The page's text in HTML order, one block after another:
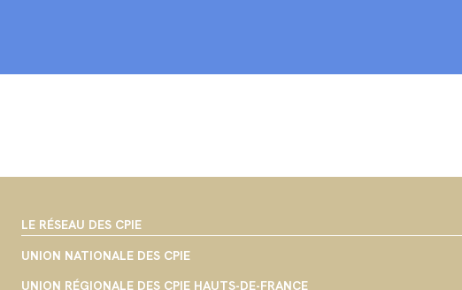
LE RÉSEAU DES CPIE
UNION NATIONALE DES CPIE
UNION RÉGIONALE DES CPIE HAUTS-DE-FRANCE